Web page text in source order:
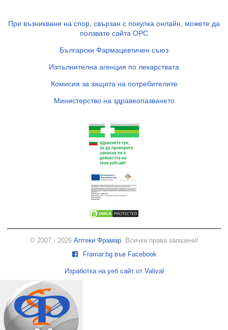
При възникване на спор, свързан с покупка онлайн, можете да
ползвате сайта ОРС
Български Фармацевтичен съюз
Изпълнителна агенция по лекарствата
Комисия за защита на потребителите
Министерство на здравеопазването
© 2007 - 2026 Аптеки Фрамар. Всички права запазени!
Framar.bg във Facebook
Изработка на уеб сайт от Valival